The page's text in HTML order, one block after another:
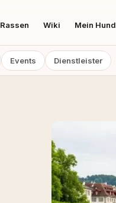
Rassen Wiki Mein Hund
Events Dienstleister